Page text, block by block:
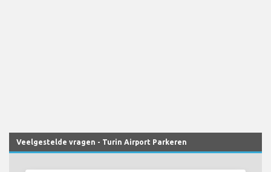
Veelgestelde vragen - Turin Airport Parkeren